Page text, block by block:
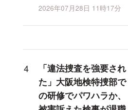
2026年07月28日 11時17分
「違法捜査を強要され
た」大阪地検特捜部で
の研修でパワハラか、